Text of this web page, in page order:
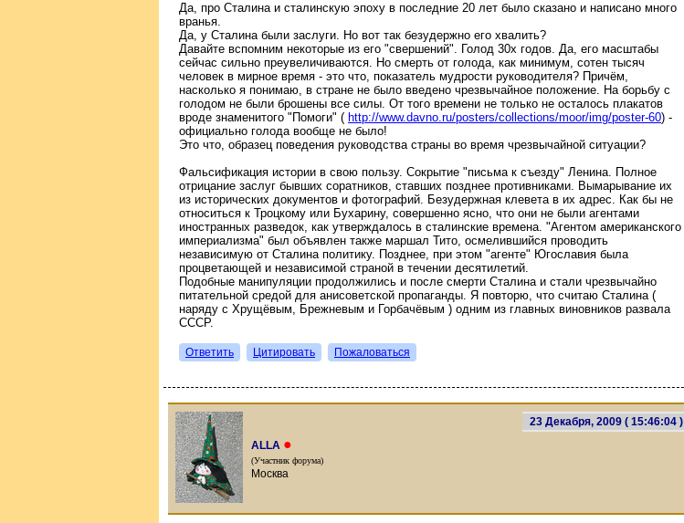
Да, про Сталина и сталинскую эпоху в последние 20 лет было сказано и написано много
вранья.
Да, у Сталина были заслуги. Но вот так безудержно его хвалить?
Давайте вспомним некоторые из его "свершений". Голод 30х годов. Да, его масштабы
сейчас сильно преувеличиваются. Но смерть от голода, как минимум, сотен тысяч
человек в мирное время - это что, показатель мудрости руководителя? Причём,
насколько я понимаю, в стране не было введено чрезвычайное положение. На борьбу с
голодом не были брошены все силы. От того времени не только не осталось плакатов
вроде знаменитого "Помоги" ( http://www.davno.ru/posters/collections/moor/img/poster-60) -
официально голода вообще не было!
Это что, образец поведения руководства страны во время чрезвычайной ситуации?
Фальсификация истории в свою пользу. Сокрытие "письма к съезду" Ленина. Полное
отрицание заслуг бывших соратников, ставших позднее противниками. Вымарывание их
из исторических документов и фотографий. Безудержная клевета в их адрес. Как бы не
относиться к Троцкому или Бухарину, совершенно ясно, что они не были агентами
иностранных разведок, как утверждалось в сталинские времена. "Агентом американского
империализма" был объявлен также маршал Тито, осмелившийся проводить
независимую от Сталина политику. Позднее, при этом "агенте" Югославия была
процветающей и независимой страной в течении десятилетий.
Подобные манипуляции продолжились и после смерти Сталина и стали чрезвычайно
питательной средой для анисоветской пропаганды. Я повторю, что считаю Сталина (
наряду с Хрущёвым, Брежневым и Горбачёвым ) одним из главных виновников развала
СССР.
Ответить Цитировать Пожаловаться
23 Декабря, 2009 ( 15:46:04 )
ALLA ●
(Участник форума)
Москва